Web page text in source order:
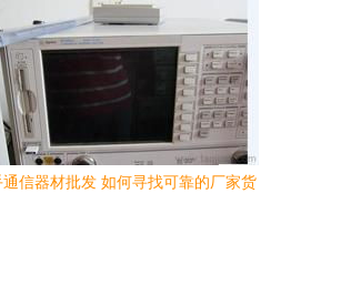
通信器材批发 如何寻找可靠的厂家货